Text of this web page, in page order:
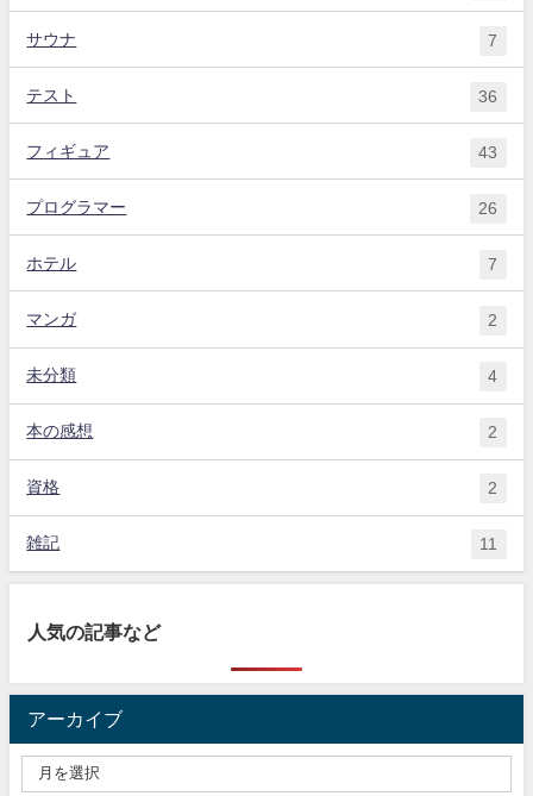
サウナ 7
テスト 36
フィギュア 43
プログラマー 26
ホテル 7
マンガ 2
未分類 4
本の感想 2
資格 2
雑記 11
人気の記事など
アーカイブ